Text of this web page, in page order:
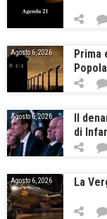
Agosto 6, 2026
Prima
Agosto 6, 2026
Il
di
Agosto 6, 2026 La